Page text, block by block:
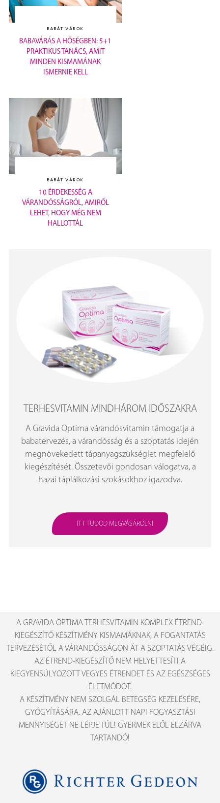
BABÁT VÁROK
BABAVÁRÁS A HŐSÉGBEN: 5+1
PRAKTIKUS TANÁCS, AMIT
MINDEN KISMAMÁNAK
ISMERNIE KELL
BABÁT VÁROK
10 ÉRDEKESSÉG A
VÁRANDÓSSÁGRÓL, AMIRŐL
LEHET, HOGY MÉG NEM
HALLOTTÁL
TERHESVITAMIN MINDHÁROM IDŐSZAKRA
A Gravida Optima várandósvitamin támogatja a
babatervezés, a várandósság és a szoptatás idején
megnövekedett tápanyagszükséglet megfelelő
kiegészítését. Összetevői gondosan válogatva, a
hazai táplálkozási szokásokhoz igazodva.
ITT TUDOD MEGVÁSÁROLNI
A GRAVIDA OPTIMA TERHESVITAMIN KOMPLEX ÉTREND-
KIEGÉSZÍTŐ KÉSZÍTMÉNY KISMAMÁKNAK, A FOGANTATÁS
TERVEZÉSÉTŐL A VÁRANDÓSSÁGON ÁT A SZOPTATÁS VÉGÉIG.
AZ ÉTREND-KIEGÉSZÍTŐ NEM HELYETTESÍTI A
KIEGYENSÚLYOZOTT VEGYES ÉTRENDET ÉS AZ EGÉSZSÉGES
ÉLETMÓDOT.
A KÉSZÍTMÉNY NEM SZOLGÁL BETEGSÉG KEZELÉSÉRE,
GYÓGYÍTÁSÁRA. AZ AJÁNLOTT NAPI FOGYASZTÁSI
MENNYISÉGET NE LÉPJE TÚL! GYERMEK ELŐL ELZÁRVA
TARTANDÓ!